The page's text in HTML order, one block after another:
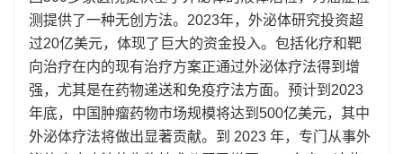
测提供了一种无创方法。2023年，外泌体研究投资超
过20亿美元，体现了巨大的资金投​​入。包括化疗和靶
向治疗在内的现有治疗方案正通过外泌体疗法得到增
强，尤其是在药物递送和免疫疗法方面。预计到2023
年底，中国肿瘤药物市场规模将达到500亿美元，其中
外泌体疗法将做出显著贡献。到 2023 年，专门从事外